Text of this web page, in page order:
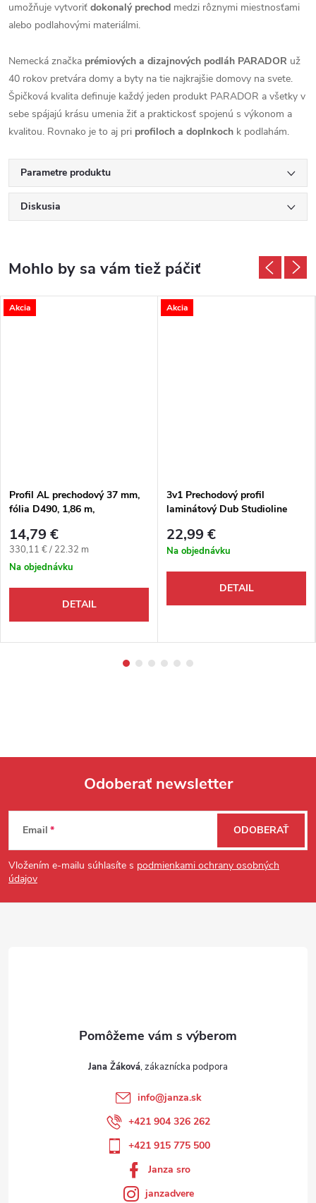
umožňuje vytvoriť dokonalý prechod medzi rôznymi miestnosťami
alebo podlahovými materiálmi.
Nemecká značka prémiových a dizajnových podláh PARADOR už
40 rokov pretvára domy a byty na tie najkrajšie domovy na svete.
Špičková kvalita definuje každý jeden produkt PARADOR a všetky v
sebe spájajú krásu umenia žiť a praktickosť spojenú s výkonom a
kvalitou. Rovnako je to aj pri profiloch a doplnkoch k podlahám.
Parametre produktu
Diskusia
Akcia
Profil AL prechodový 37 mm,
fólia D490, 1,86 m,
3v1 Egger
14,79 €
Jednotková cena:
330,11 € / 22.32 m
Na objednávku
DETAIL
Akcia
3v1 Prechodový profil
laminátový Dub Studioline
mm
22,99 €
Na objednávku
DETAIL
Zápätie
Odoberať newsletter
Email
Vložením e-mailu súhlasíte s podmienkami ochrany osobných
údajov
ODOBERAŤ
Jana Žáková
info@janza.sk
+421 904 326 262
+421 915 775 500
Janza sro
janzadvere